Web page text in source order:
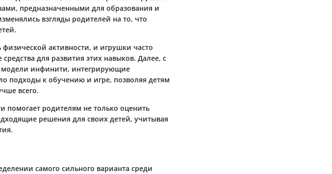
предназначенными для образования и
взгляды родителей на то, что
физической активности, и игрушки часто
для развития этих навыков. Далее, с
инфинити, интегрирующие
подходы к обучению и игре, позволяя детям
всего.
родителям не только оценить
решения для своих детей, учитывая
самого сильного варианта среди